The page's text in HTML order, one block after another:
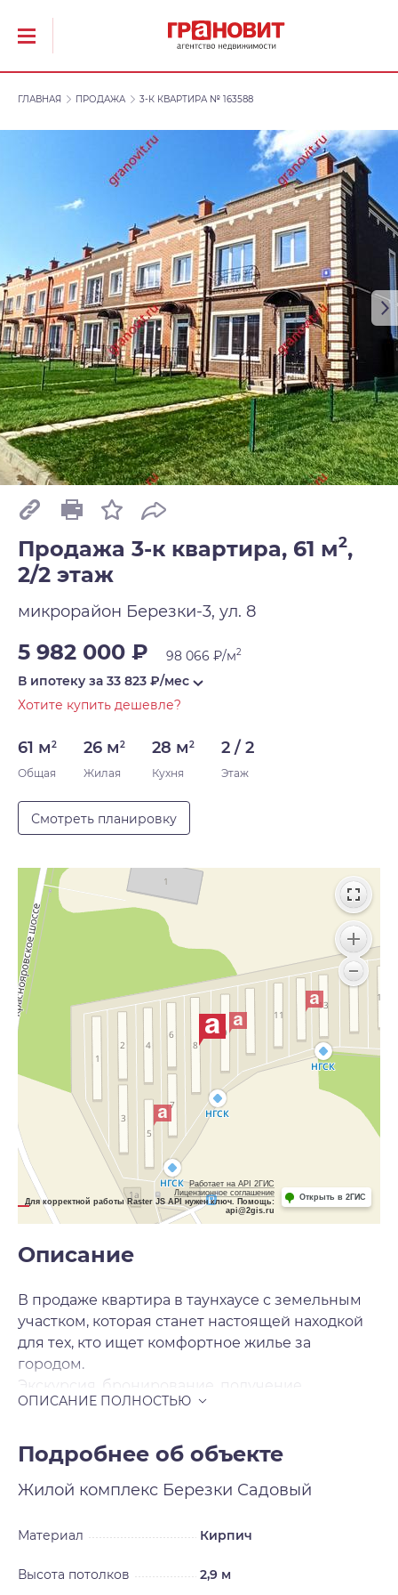
ГЛАВНАЯ ПРОДАЖА 3-К КВАРТИРА № 163588
Продажа 3-к квартира, 61 м2,
2/2 этаж
микрорайон Березки-3, ул. 8
5 982 000 ₽ 98 066 ₽/м2
В ипотеку за 33 823 ₽/мес
Хотите купить дешевле?
61 м2
Общая
26 м2
Жилая
28 м2
Кухня
2 / 2
Этаж
Смотреть планировку
Работает на API 2ГИС
Лицензионное соглашение
Для корректной работы Raster JS API нужен ключ. Помощь:
api@2gis.ru
Открыть в 2ГИС
Описание
В продаже квартира в таунхаусе с земельным
участком, которая станет настоящей находкой
для тех, кто ищет комфортное жилье за
городом.
Экскурсия, бронирование, получение
ипотечного решения, сопровождение сделки
Ключи в день сделки.
Жилье соответствует всем современным
стандартам качества и безопасности, где вы
бытовых мелочах.
из:
Подробнее об объекте
Жилой комплекс Березки Садовый
Материал Кирпич
Высота потолков 2,9 м